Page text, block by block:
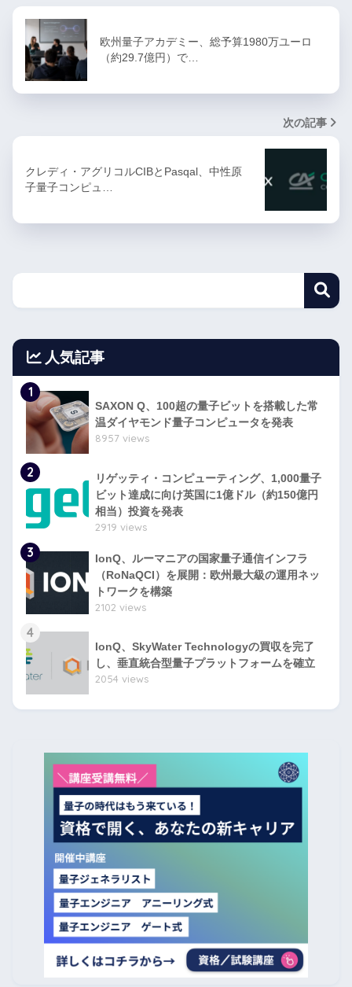
欧州量子アカデミー、総予算1980万ユーロ
（約29.7億円）で…
次の記事
クレディ・アグリコルCIBとPasqal、中性原
子量子コンピュ…
人気記事
1
SAXON Q、100超の量子ビットを搭載した常
温ダイヤモンド量子コンピュータを発表
8957 views
2
リゲッティ・コンピューティング、1,000量子
ビット達成に向け英国に1億ドル（約150億円
相当）投資を発表
2919 views
3
IonQ、ルーマニアの国家量子通信インフラ
（RoNaQCI）を展開：欧州最大級の運用ネッ
トワークを構築
2102 views
4
IonQ、SkyWater Technologyの買収を完了
し、垂直統合型量子プラットフォームを確立
2054 views